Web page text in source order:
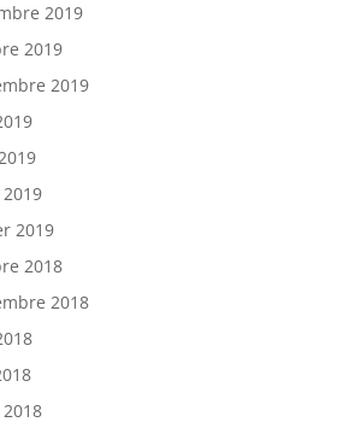
2019
2019
2019
2019
2018
2018